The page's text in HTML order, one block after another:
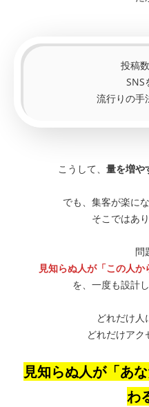
投稿
SNS
流行りの手
こうして、 量を増や
でも、集客が楽に
そこではあ
問
見知らぬ人が「この人
を、一度も設計
どれだけ人
どれだけアク
見知らぬ人が「あ
わ